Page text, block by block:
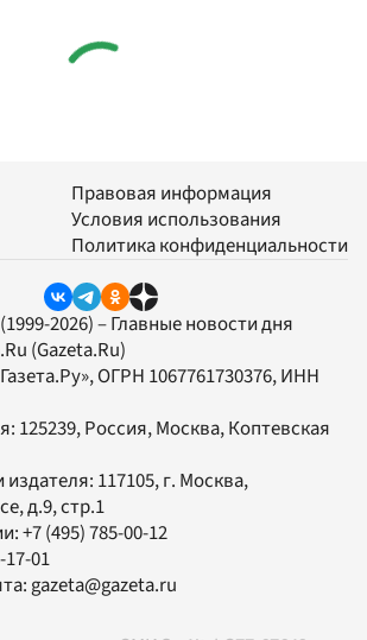
Правовая информация
Условия использования
Политика конфиденциальности
2026) – Главные новости дня
(Gazeta.Ru)
, ОГРН 1067761730376, ИНН
125239, Россия, Москва, Коптевская
издателя: 117105, г. Москва,
д.9, стр.1
+7 (495) 785-00-12
17-01
gazeta@gazeta.ru